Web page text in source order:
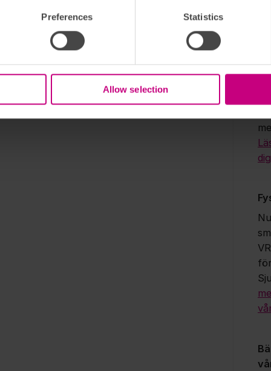
Preferences Statistics
Allow selection